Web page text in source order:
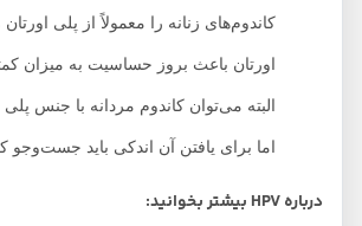
کاندوم‌های زنانه را معمولاً از پلی اورتان
اورتان باعث بروز حساسیت به میزان کمتری
البته می‌توان کاندوم مردانه با جنس پلی
اما برای یافتن آن اندکی باید جست‌وجو کرد.
درباره HPV بیشتر بخوانید: